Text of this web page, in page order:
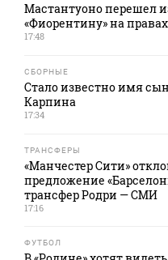
Мастантуоно перешел
«Фиорентину» на
17:48
СБОРНЫЕ
Стало известно имя
Карпина
17:34
ТРАНСФЕРЫ
«Манчестер Сити»
предложение
трансфер Родри — СМИ
17:16
ФУТБОЛ